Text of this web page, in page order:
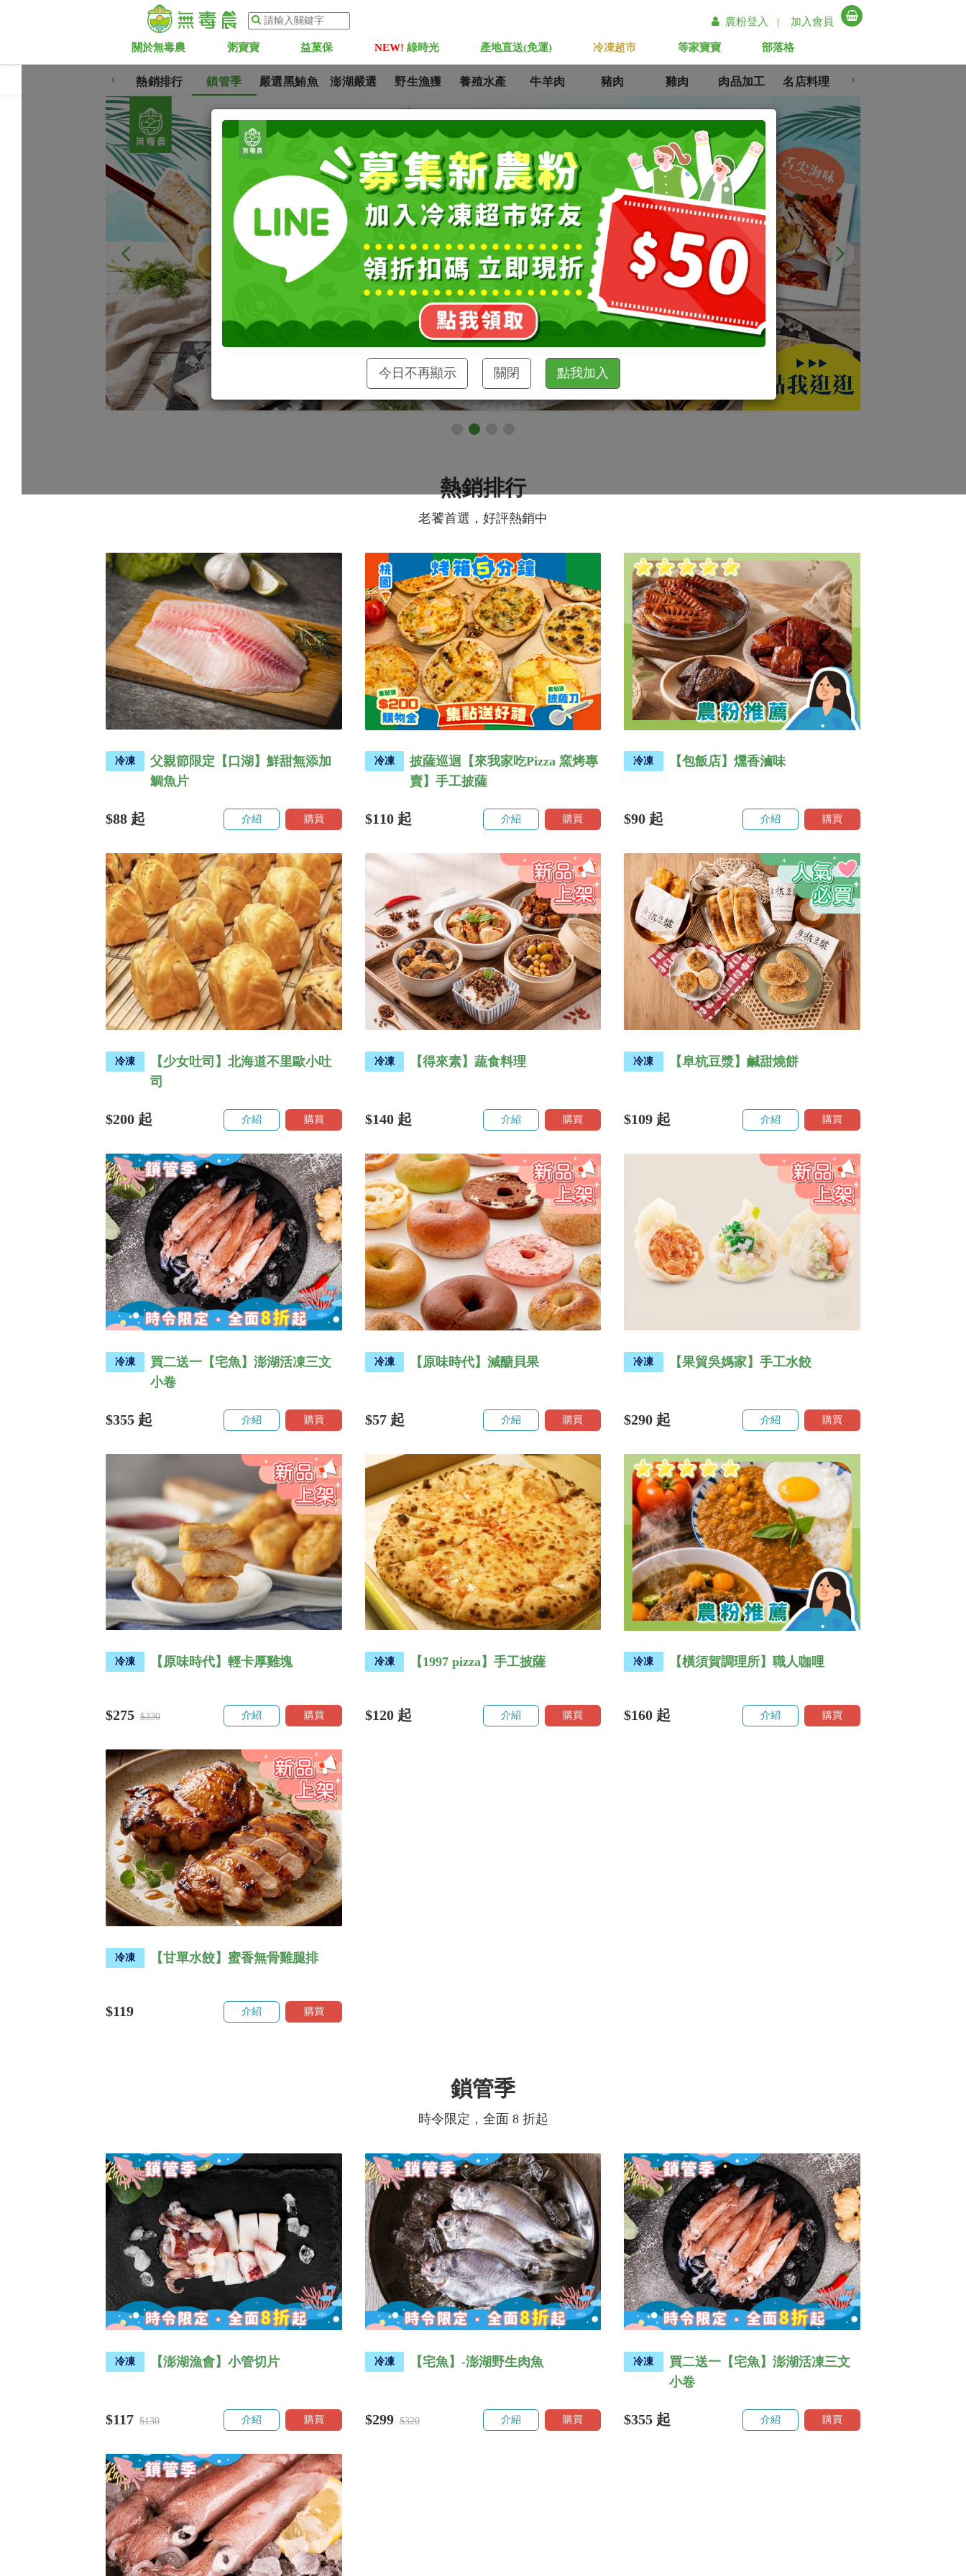
農粉登入 | 加入會員
關於無毒農 粥寶寶 益菓保 NEW! 綠時光 產地直送(免運) 冷凍超市 等家寶寶 部落格
熱銷排行 鎖管季 嚴選黑鮪魚 澎湖嚴選 野生漁獲 養殖水產 牛羊肉 豬肉 雞肉 肉品加工 名店料理 調理即食
Slide 2 of 4
熱銷排行
老饕首選，好評熱銷中
冷凍
父親節限定【口湖】鮮甜無添加
鯛魚片
$88 起 介紹 購買
冷凍
披薩巡迴【來我家吃Pizza 窯烤專
賣】手工披薩
$110起 介紹 購買
冷凍 【包飯店】燻香滷味
$90 起 介紹 購買
冷凍
【少女吐司】北海道不里歐小吐
司
$200 起 介紹 購買
冷凍 【得來素】蔬食料理
$140起 介紹 購買
冷凍 【阜杭豆漿】鹹甜燒餅
$109 起 介紹 購買
冷凍
買二送一【宅魚】澎湖活凍三文
小卷
$355 起 介紹 購買
冷凍 【原味時代】減醣貝果
$57起 介紹 購買
冷凍 【果貿吳媽家】手工水餃
$290 起 介紹 購買
冷凍 【原味時代】輕卡厚雞塊
$275 $330 介紹 購買
冷凍 【1997 pizza】手工披薩
$120起 介紹 購買
冷凍 【橫須賀調理所】職人咖哩
$160 起 介紹 購買
冷凍 【甘單水餃】蜜香無骨雞腿排
$119 介紹 購買
鎖管季
時令限定，全面 8 折起
冷凍 【澎湖漁會】小管切片
$117 $130 介紹 購買
冷凍 【宅魚】-澎湖野生肉魚
$299 $320 介紹 購買
冷凍
買二送一【宅魚】澎湖活凍三文
小卷
$355 起 介紹 購買
今日不再顯示 關閉 點我加入